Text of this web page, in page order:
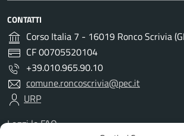
CONTATTI
Corso Italia 7 - 16019 Ronco Scrivia
CF 00705520104
+39.010.965.90.10
comune.roncoscrivia@pec.it
URP
Leggi le FAQ